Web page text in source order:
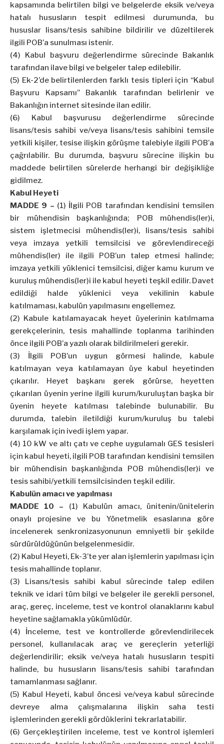
kapsamında belirtilen bilgi ve belgelerde eksik ve/veya
hatalı hususların tespit edilmesi durumunda, bu
hususlar lisans/tesis sahibine bildirilir ve düzeltilerek
ilgili POB’a sunulması istenir.
(4) Kabul başvuru değerlendirme sürecinde Bakanlık
tarafından ilave bilgi ve belgeler talep edilebilir.
(5) Ek-2’de belirtilenlerden farklı tesis tipleri için “Kabul
Başvuru Kapsamı” Bakanlık tarafından belirlenir ve
Bakanlığın internet sitesinde ilan edilir.
(6) Kabul başvurusu değerlendirme sürecinde
lisans/tesis sahibi ve/veya lisans/tesis sahibini temsile
yetkili kişiler, tesise ilişkin görüşme talebiyle ilgili POB’a
çağrılabilir. Bu durumda, başvuru sürecine ilişkin bu
maddede belirtilen sürelerde herhangi bir değişikliğe
gidilmez.
Kabul Heyeti
MADDE 9 – (1) İlgili POB tarafından kendisini temsilen
bir mühendisin başkanlığında; POB mühendis(ler)i,
sistem işletmecisi mühendis(ler)i, lisans/tesis sahibi
veya imzaya yetkili temsilcisi ve görevlendireceği
mühendis(ler) ile ilgili POB’un talep etmesi halinde;
imzaya yetkili yüklenici temsilcisi, diğer kamu kurum ve
kuruluş mühendis(ler)i ile kabul heyeti teşkil edilir. Davet
edildiği halde yüklenici veya vekilinin kabule
katılmaması, kabulün yapılmasını engellemez.
(2) Kabule katılamayacak heyet üyelerinin katılmama
gerekçelerinin, tesis mahallinde toplanma tarihinden
önce ilgili POB’a yazılı olarak bildirilmeleri gerekir.
(3) İlgili POB’un uygun görmesi halinde, kabule
katılmayan veya katılamayan üye kabul heyetinden
çıkarılır. Heyet başkanı gerek görürse, heyetten
çıkarılan üyenin yerine ilgili kurum/kuruluştan başka bir
üyenin heyete katılması talebinde bulunabilir. Bu
durumda, talebin iletildiği kurum/kuruluş bu talebi
karşılamak için ivedi işlem yapar.
(4) 10 kW ve altı çatı ve cephe uygulamalı GES tesisleri
için kabul heyeti, ilgili POB tarafından kendisini temsilen
bir mühendisin başkanlığında POB mühendis(ler)i ve
tesis sahibi/yetkili temsilcisinden teşkil edilir.
Kabulün amacı ve yapılması
MADDE 10 – (1) Kabulün amacı, ünitenin/ünitelerin
onaylı projesine ve bu Yönetmelik esaslarına göre
incelenerek senkronizasyonunun emniyetli bir şekilde
sürdürüldüğünün belgelenmesidir.
(2) Kabul Heyeti, Ek-3’te yer alan işlemlerin yapılması için
tesis mahallinde toplanır.
(3) Lisans/tesis sahibi kabul sürecinde talep edilen
teknik ve idari tüm bilgi ve belgeler ile gerekli personel,
araç, gereç, inceleme, test ve kontrol olanaklarını kabul
heyetine sağlamakla yükümlüdür.
(4) İnceleme, test ve kontrollerde görevlendirilecek
personel, kullanılacak araç ve gereçlerin yeterliği
değerlendirilir; eksik ve/veya hatalı hususların tespiti
halinde, bu hususların lisans/tesis sahibi tarafından
tamamlanması sağlanır.
(5) Kabul Heyeti, kabul öncesi ve/veya kabul sürecinde
devreye alma çalışmalarına ilişkin saha testi
işlemlerinden gerekli gördüklerini tekrarlatabilir.
(6) Gerçekleştirilen inceleme, test ve kontrol işlemleri